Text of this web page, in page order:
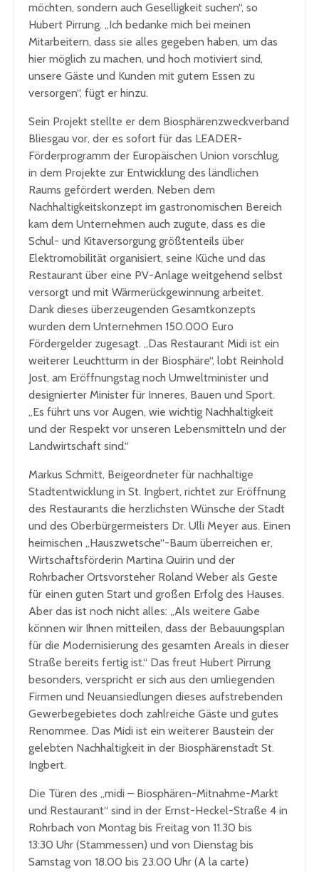
möchten, sondern auch Geselligkeit suchen“, so
Hubert Pirrung. „Ich bedanke mich bei meinen
Mitarbeitern, dass sie alles gegeben haben, um das
hier möglich zu machen, und hoch motiviert sind,
unsere Gäste und Kunden mit gutem Essen zu
versorgen“, fügt er hinzu.
Sein Projekt stellte er dem Biosphärenzweckverband
Bliesgau vor, der es sofort für das LEADER-
Förderprogramm der Europäischen Union vorschlug,
in dem Projekte zur Entwicklung des ländlichen
Raums gefördert werden. Neben dem
Nachhaltigkeitskonzept im gastronomischen Bereich
kam dem Unternehmen auch zugute, dass es die
Schul- und Kitaversorgung größtenteils über
Elektromobilität organisiert, seine Küche und das
Restaurant über eine PV-Anlage weitgehend selbst
versorgt und mit Wärmerückgewinnung arbeitet.
Dank dieses überzeugenden Gesamtkonzepts
wurden dem Unternehmen 150.000 Euro
Fördergelder zugesagt. „Das Restaurant Midi ist ein
weiterer Leuchtturm in der Biosphäre“, lobt Reinhold
Jost, am Eröffnungstag noch Umweltminister und
designierter Minister für Inneres, Bauen und Sport.
„Es führt uns vor Augen, wie wichtig Nachhaltigkeit
und der Respekt vor unseren Lebensmitteln und der
Landwirtschaft sind.“
Markus Schmitt, Beigeordneter für nachhaltige
Stadtentwicklung in St. Ingbert, richtet zur Eröffnung
des Restaurants die herzlichsten Wünsche der Stadt
und des Oberbürgermeisters Dr. Ulli Meyer aus. Einen
heimischen „Hauszwetsche“-Baum überreichen er,
Wirtschaftsförderin Martina Quirin und der
Rohrbacher Ortsvorsteher Roland Weber als Geste
für einen guten Start und großen Erfolg des Hauses.
Aber das ist noch nicht alles: „Als weitere Gabe
können wir Ihnen mitteilen, dass der Bebauungsplan
für die Modernisierung des gesamten Areals in dieser
Straße bereits fertig ist.“ Das freut Hubert Pirrung
besonders, verspricht er sich aus den umliegenden
Firmen und Neuansiedlungen dieses aufstrebenden
Gewerbegebietes doch zahlreiche Gäste und gutes
Renommee. Das Midi ist ein weiterer Baustein der
gelebten Nachhaltigkeit in der Biosphärenstadt St.
Ingbert.
Die Türen des „midi – Biosphären-Mitnahme-Markt
und Restaurant“ sind in der Ernst-Heckel-Straße 4 in
Rohrbach von Montag bis Freitag von 11.30 bis
13:30 Uhr (Stammessen) und von Dienstag bis
Samstag von 18.00 bis 23.00 Uhr (A la carte)